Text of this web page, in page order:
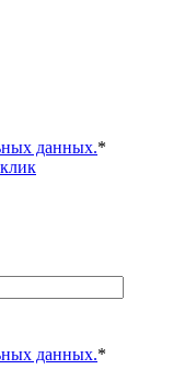
данных.*
данных.*